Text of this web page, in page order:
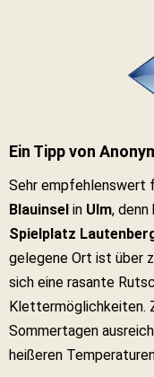
Ein Tipp von
Sehr empfehlenswert
Blauinsel in Ulm,
Spielplatz
gelegene Ort ist über
sich eine rasante
Klettermöglichkeiten.
Sommertagen
heißeren